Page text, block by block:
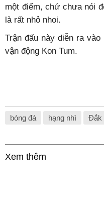
một điểm, chứ chưa nói
là rất nhỏ nhoi.
Trận đấu này diễn ra
vận động Kon Tum.
bóng đá hạng nhì Đắk
Xem thêm